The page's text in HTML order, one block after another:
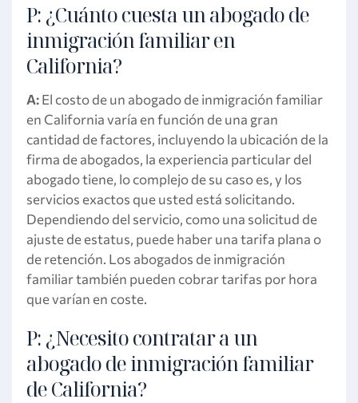
P: ¿Cuánto cuesta un abogado de
inmigración familiar en
California?
A:El costo de un abogado de inmigración familiar
en California varía en función de una gran
cantidad de factores, incluyendo la ubicación de la
firma de abogados, la experiencia particular del
abogado tiene, lo complejo de su caso es, y los
servicios exactos que usted está solicitando.
Dependiendo del servicio, como una solicitud de
ajuste de estatus, puede haber una tarifa plana o
de retención. Los abogados de inmigración
familiar también pueden cobrar tarifas por hora
que varían en coste.
P: ¿Necesito contratar a un
abogado de inmigración familiar
de California?